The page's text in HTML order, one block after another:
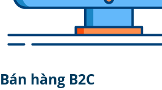
Bán hàng B2C